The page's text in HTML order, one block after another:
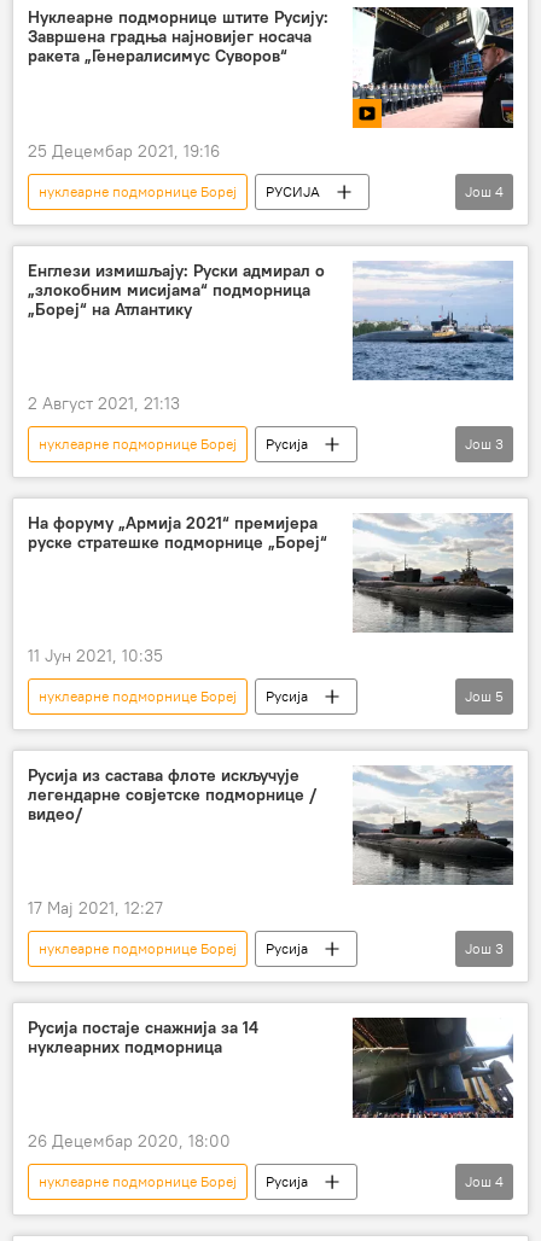
Норвешка
подморница "Јуриј Долгоруки"
Нуклеарне подморнице штите Русију:
Завршена градња најновијег носача
ракета „Генералисимус Суворов“
25 Децембар 2021, 19:16
нуклеарне подморнице Бореј
РУСИЈА
Русија
нуклеарна подморница
Русија – војска и наоружање
Војска и наоружање
Још 4
Енглези измишљају: Руски адмирал о
„злокобним мисијама“ подморница
„Бореј“ на Атлантику
2 Август 2021, 21:13
нуклеарне подморнице Бореј
Русија
спекулације
Енглези
Војска и наоружање
Још 3
На форуму „Армија 2021“ премијера
руске стратешке подморнице „Бореј“
11 Јун 2021, 10:35
нуклеарне подморнице Бореј
Русија
Свет
Вести
руска подморница
нуклеарне подморнице
тихоокеанска флота
ракета "Булава"
Још 5
Русија из састава флоте искључује
легендарне совјетске подморнице /
видео/
17 Мај 2021, 12:27
нуклеарне подморнице Бореј
Русија
Свет
Вести
нуклеарне подморнице
Још 3
Русија постаје снажнија за 14
нуклеарних подморница
26 Децембар 2020, 18:00
нуклеарне подморнице Бореј
Русија
Свет
Вести Севмаш
Још 4